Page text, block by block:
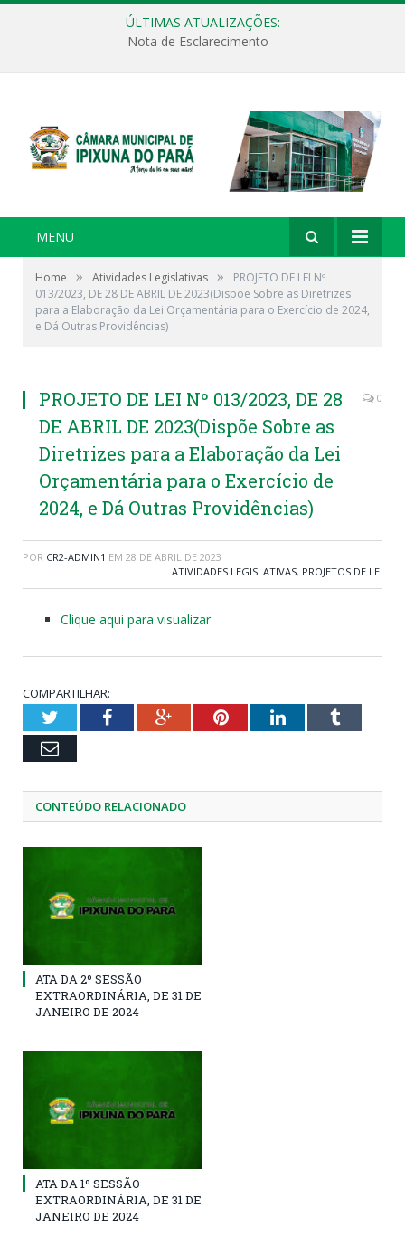
ÚLTIMAS ATUALIZAÇÕES:
Nota de Esclarecimento
MENU
Home » Atividades Legislativas »
PROJETO DE LEI Nº
013/2023, DE 28 DE ABRIL DE 2023(Dispõe Sobre as Diretrizes
para a Elaboração da Lei Orçamentária para o Exercício de 2024,
e Dá Outras Providências)
PROJETO DE LEI Nº 013/2023, DE 28
DE ABRIL DE 2023(Dispõe Sobre as
Diretrizes para a Elaboração da Lei
Orçamentária para o Exercício de
2024, e Dá Outras Providências)
0
POR CR2-ADMIN1 EM 28 DE ABRIL DE 2023
ATIVIDADES LEGISLATIVAS, PROJETOS DE LEI
Clique aqui para visualizar
COMPARTILHAR:
TwitterFacebookGoogle+PinterestLinkedInTumblr
Email
CONTEÚDO RELACIONADO
ATA DA 2º SESSÃO
EXTRAORDINÁRIA, DE 31 DE
JANEIRO DE 2024
ATA DA 1º SESSÃO
EXTRAORDINÁRIA, DE 31 DE
JANEIRO DE 2024